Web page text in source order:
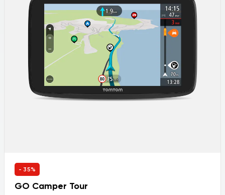
- 35%
GO Camper Tour